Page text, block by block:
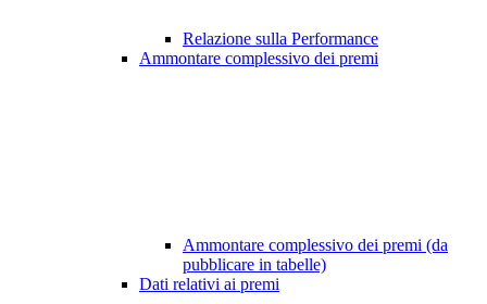
Relazione sulla Performance
Ammontare complessivo dei premi
Ammontare complessivo dei premi (da
pubblicare in tabelle)
Dati relativi ai premi